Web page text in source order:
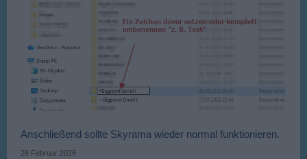
Anschließend sollte Skyrama wieder normal funktionieren.
26 Februar 2026